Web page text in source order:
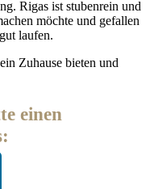
Rigas ist stubenrein und
möchte und gefallen
laufen.
Zuhause bieten und
einen